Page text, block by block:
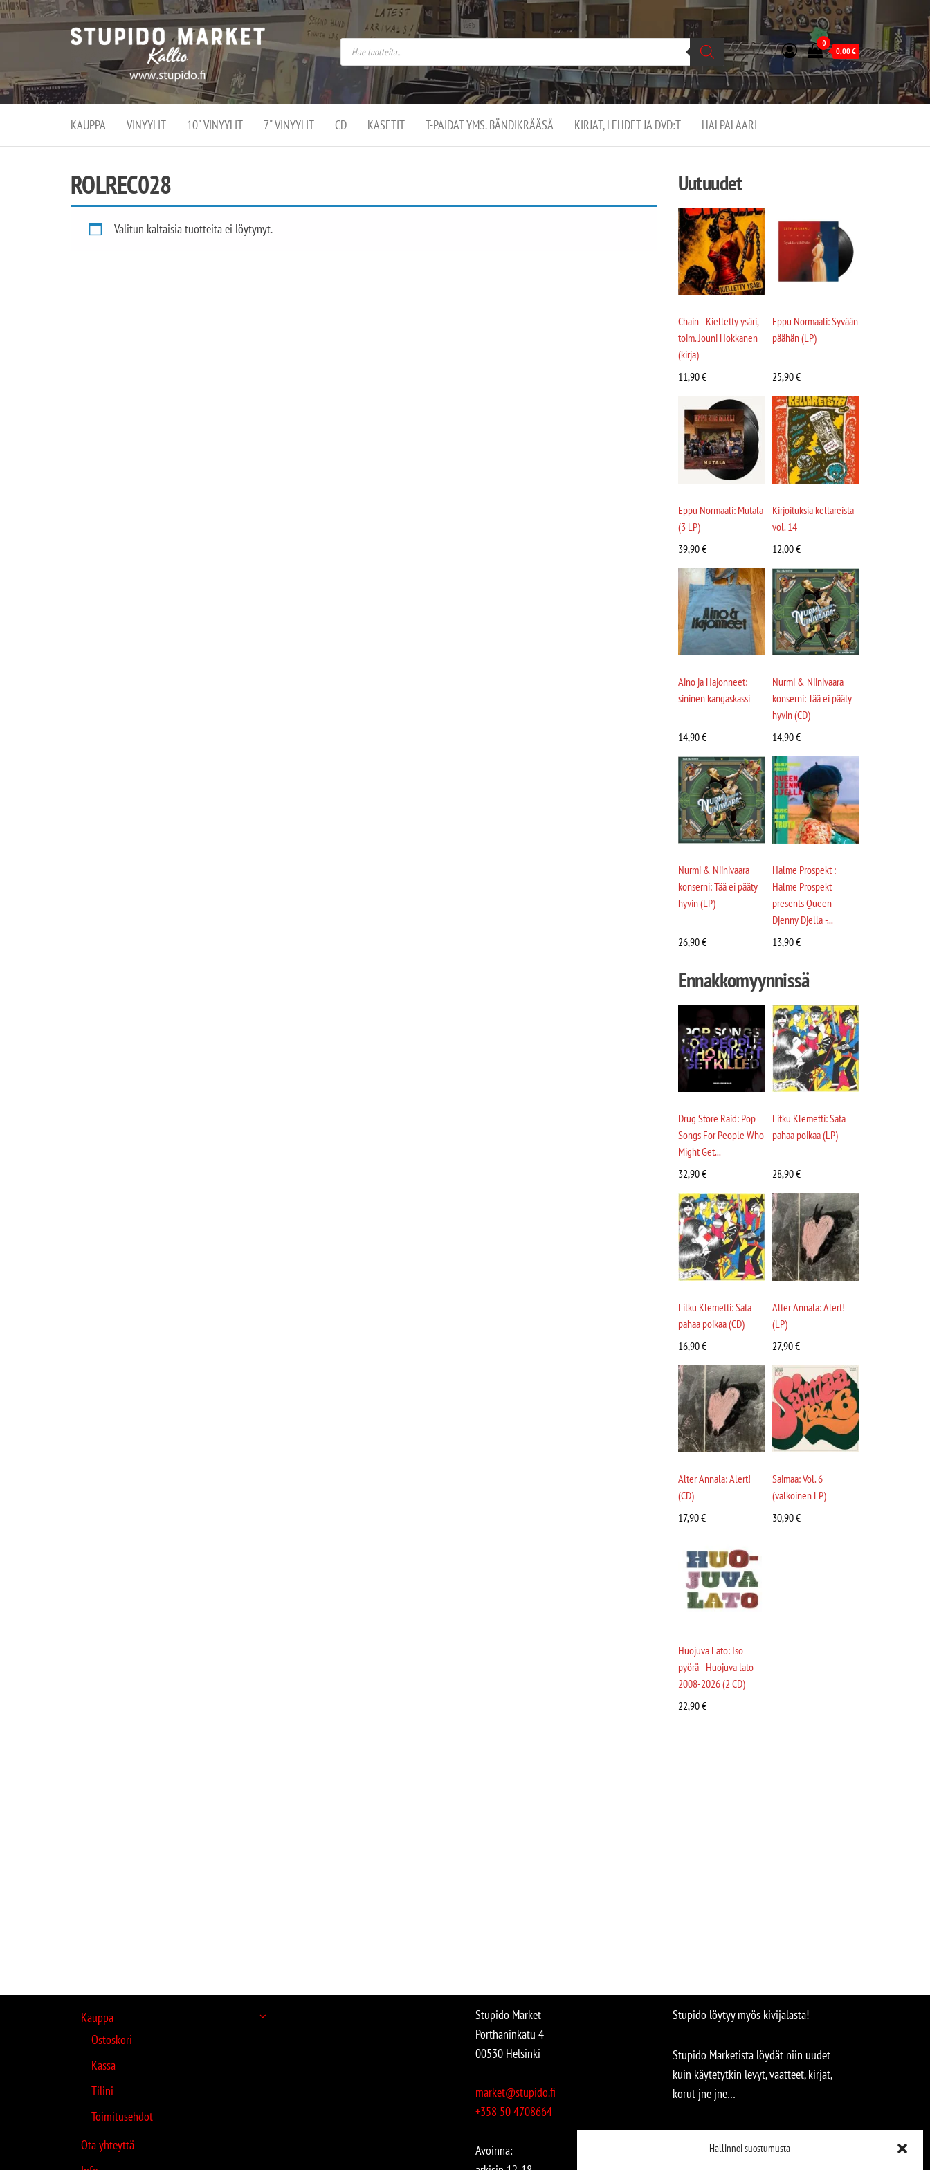
Hallinnoi suostumusta
Stupido
Market –
verkossa
ja
kivijalassa
Stupido Market on
vaihtoehtomusaan
erikoistunut
verkko- sekä
kivijalkakauppa
Helsingissä
Kallion
0
0,00€
KAUPPA VINYYLIT 10" VINYYLIT 7" VINYYLIT CD KASETIT T-PAIDAT YMS. BÄNDIKRÄÄSÄ KIRJAT, LEHDET JA DVD:T HALPALAARI
ROLREC028
Valitun kaltaisia tuotteita ei löytynyt.
Uutuudet
Chain - Kielletty ysäri,
toim. Jouni Hokkanen
(kirja)
11,90€
Eppu Normaali: Syvään
päähän (LP)
25,90€
Eppu Normaali: Mutala
(3 LP)
39,90€
Kirjoituksia kellareista
vol. 14
12,00€
Aino ja Hajonneet:
sininen kangaskassi
14,90€
Nurmi & Niinivaara
konserni: Tää ei pääty
hyvin (CD)
14,90€
Nurmi & Niinivaara
konserni: Tää ei pääty
hyvin (LP)
26,90€
Halme Prospekt :
Halme Prospekt
presents Queen
Djenny Djella -...
13,90€
Ennakkomyynnissä
Drug Store Raid: Pop
Songs For People Who
Might Get...
32,90€
Litku Klemetti: Sata
pahaa poikaa (LP)
28,90€
Litku Klemetti: Sata
pahaa poikaa (CD)
16,90€
Alter Annala: Alert!
(LP)
27,90€
Alter Annala: Alert!
(CD)
17,90€
Saimaa: Vol. 6
(valkoinen LP)
30,90€
Huojuva Lato: Iso
pyörä - Huojuva lato
2008-2026 (2 CD)
22,90€
Kauppa
Ostoskori
Kassa
Tilini
Toimitusehdot
Ota yhteyttä
Stupido Market
Porthaninkatu 4
00530 Helsinki
market@stupido.fi
+358 50 4708664
Avoinna:
Stupido löytyy myös kivijalasta!
Stupido Marketista löydät niin uudet
kuin käytetytkin levyt, vaatteet, kirjat,
korut jne jne…